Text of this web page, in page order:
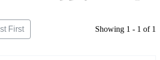
Showing 1 - 1 of 1
First